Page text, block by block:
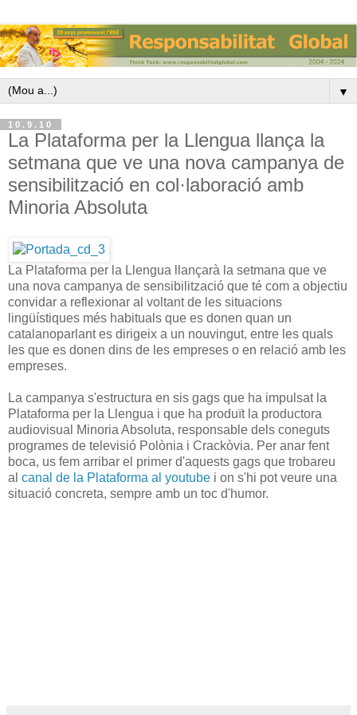
▼
10.9.10
La Plataforma per la Llengua llança la
setmana que ve una nova campanya de
sensibilització en col·laboració amb
Minoria Absoluta
La Plataforma per la Llengua llançarà la setmana que ve
una nova campanya de sensibilització que té com a objectiu
convidar a reflexionar al voltant de les situacions
lingüístiques més habituals que es donen quan un
catalanoparlant es dirigeix a un nouvingut, entre les quals
les que es donen dins de les empreses o en relació amb les
empreses.
La campanya s'estructura en sis gags que ha impulsat la
Plataforma per la Llengua i que ha produït la productora
audiovisual Minoria Absoluta, responsable dels coneguts
programes de televisió Polònia i Crackòvia. Per anar fent
boca, us fem arribar el primer d'aquests gags que trobareu
al canal de la Plataforma al youtube i on s'hi pot veure una
situació concreta, sempre amb un toc d'humor.